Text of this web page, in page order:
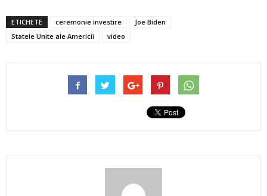
ETICHETE ceremonie investire
Joe Biden
Statele Unite ale Americii
video